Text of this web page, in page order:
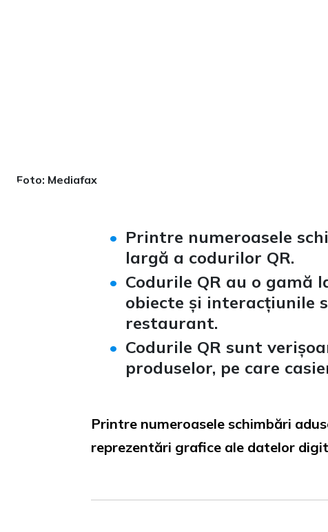
Foto: Mediafax
Printre numeroasele
largă a codurilor QR.
Codurile QR au o gamă
obiecte și interacțiunile
restaurant.
Codurile QR sunt
produselor, pe care
Printre numeroasele schimbări
reprezentări grafice ale datelor